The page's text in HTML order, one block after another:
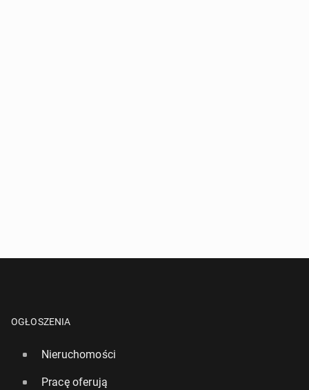
OGŁOSZENIA
Nieruchomości
Pracę oferują